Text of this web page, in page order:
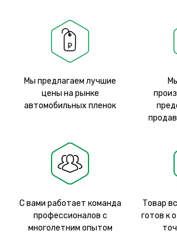
Мы предлагаем лучшие
цены на рынке
автомобильных пленок
С вами работает команда
профессионалов с
многолетним опытом
Товар
готов к